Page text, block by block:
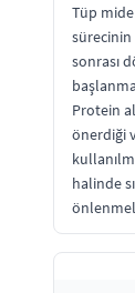
Tüp
sürecinin
sonrası
Protein
önerdiği
halinde